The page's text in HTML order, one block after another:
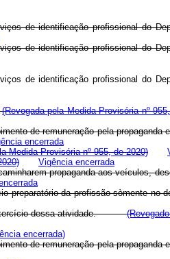
de identificação profissional do
de identificação profissional do
de identificação profissional do
(Revogada pela Medida Provisória nº
de remuneração pela propaganda
encerrada
Medida Provisória nº 955, de 2020)
Vigência encerrada
propaganda aos veículos,
preparatório da profissão sòmente no
no exercício dessa atividade.
encerrada)
de remuneração pela propaganda